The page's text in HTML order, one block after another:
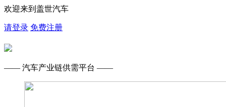
欢迎来到盖世汽车
请登录 免费注册
—— 汽车产业链供需平台 ——